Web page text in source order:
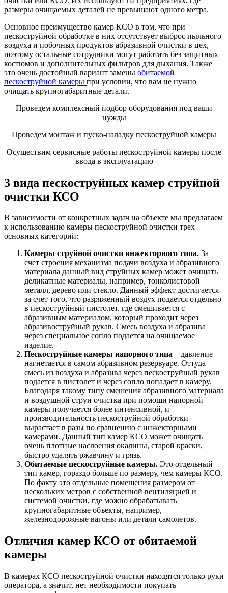
размеры очищаемых деталей не превышают одного метра.
Основное преимущество камер КСО в том, что при
пескоструйной обработке в них отсутствует выброс пыльного
воздуха и побочных продуктов абразивной очистки в цех,
поэтому остальные сотрудники могут работать без защитных
костюмов и дополнительных фильтров для дыхания. Также
это очень достойный вариант замены обитаемой
пескоструйной камеры при условии, что вам не нужно
очищать крупногабаритные детали.
Проведем комплексный подбор оборудования под ваши
нужды
Проведем монтаж и пуско-наладку пескоструйной камеры
Осуществим сервисные работы пескоструйной камеры после
ввода в эксплуатацию
3 вида пескоструйных камер струйной
очистки КСО
В зависимости от конкретных задач на объекте мы предлагаем
к использованию камеры пескоструйной очистки трех
основных категорий:
Камеры струйной очистки инжекторного типа. За
счет строения механизма подачи воздуха и абразивного
материала данный вид струйных камер может очищать
деликатные материалы, например, тонколистовой
металл, дерево или стекло. Данный эффект достигается
за счет того, что разряженный воздух подается отдельно
в пескоструйный пистолет, где смешивается с
абразивным материалом, который проходит через
абразивоструйный рукав. Смесь воздуха и абразива
через специальное сопло подается на очищаемое
изделие.
Пескоструйные камеры напорного типа – давление
нагнетается в самом абразивном резервуаре. Оттуда
смесь из воздуха и абразива через пескоструйный рукав
подается в пистолет и через сопло попадает в камеру.
Благодаря такому типу смешения абразивного материала
и воздушной струи очистка при помощи напорной
камеры получается более интенсивной, и
производительность пескоструйной обработки
вырастает в разы по сравнению с инжекторными
камерами. Данный тип камер КСО может очищать
очень плотные наслоения окалины, старой краски,
быстро удалять ржавчину и грязь.
Обитаемые пескоструйные камеры. Это отдельный
тип камер, гораздо больше по размеру, чем камеры КСО.
По факту это отдельные помещения размером от
нескольких метров с собственной вентиляцией и
системой очистки, где можно обрабатывать
крупногабаритные объекты, например,
железнодорожные вагоны или детали самолетов.
Отличия камер КСО от обитаемой
камеры
В камерах КСО пескоструйной очистки находятся только руки
оператора, а значит, нет необходимости покупать